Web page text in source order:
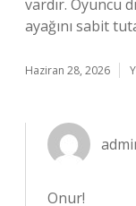
vardır. Oyuncu
ayağını sabit
Haziran 28, 2026
Onur!